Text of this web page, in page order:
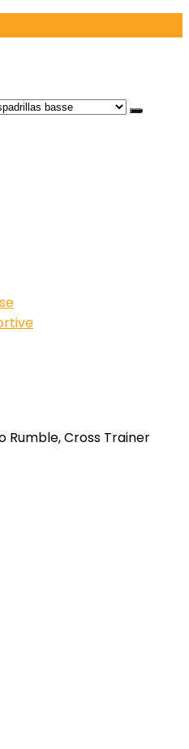
Rumble, Cross Trainer